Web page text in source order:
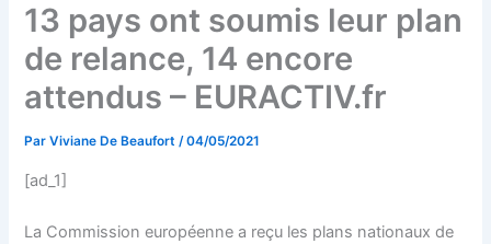
13 pays ont soumis leur plan
de relance, 14 encore
attendus – EURACTIV.fr
ParViviane De Beaufort/04/05/2021
[ad_1]
La Commission européenne a reçu les plans nationaux de